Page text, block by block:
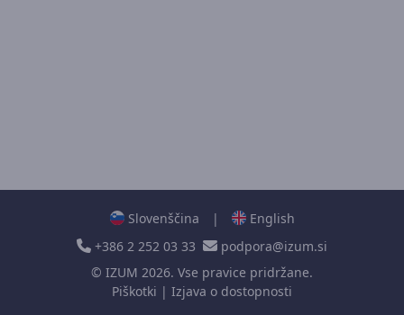
Slovenščina |
English
+386 2 252 03 33
podpora@izum.si
© IZUM 2026. Vse pravice pridržane.
Piškotki | Izjava o dostopnosti